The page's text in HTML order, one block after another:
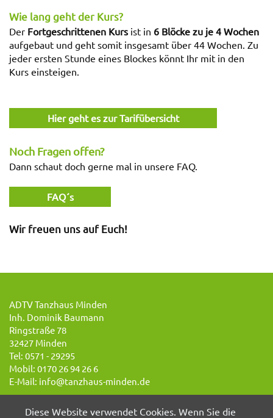
Wie lang geht der Kurs?
Der Fortgeschrittenen Kurs ist in 6 Blöcke zu je 4 Wochen
aufgebaut und geht somit insgesamt über 44 Wochen. Zu
jeder ersten Stunde eines Blockes könnt Ihr mit in den
Kurs einsteigen.
Hier geht es zur Tarifübersicht
Noch Fragen offen?
Dann schaut doch gerne mal in unsere FAQ.
FAQ´s
Wir freuen uns auf Euch!
ADTV Tanzhaus Minden
Inh. Dominik Baumann
Ringstraße 78
32427 Minden
Tel: 0571 - 29295
Mobil: 0170 26 94 26 6
E-Mail: info@tanzhaus-minden.de
Diese Website verwendet Cookies. Wenn Sie die